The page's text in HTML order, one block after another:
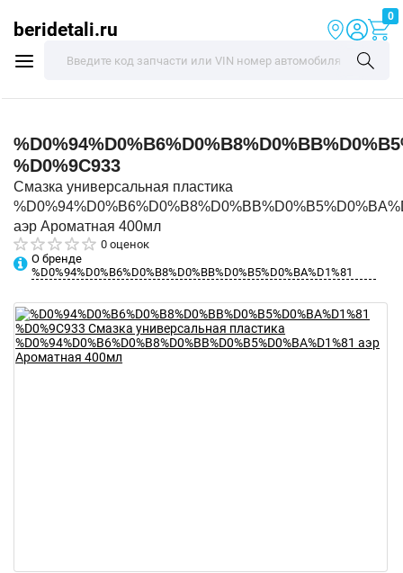
beridetali.ru
0
%D0%9C933
Смазка универсальная пластика
аэр Ароматная 400мл
0 оценок
О бренде
%D0%94%D0%B6%D0%B8%D0%BB%D0%B5%D0%BA%D1%81